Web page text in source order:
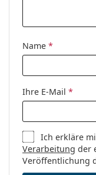
Code:
Name *
Ihre E-Mail *
Ich erkläre
Verarbeitung der
Veröffentlichung